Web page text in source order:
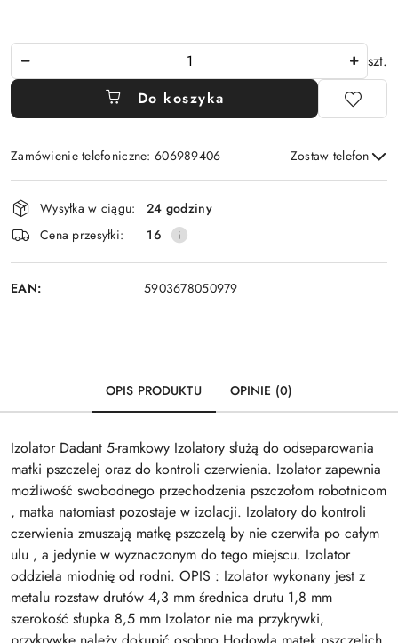
szt.
Do koszyka
Zamówienie telefoniczne: 606989406 Zostaw telefon
Wyślij
Dostępność
i
dostawa
Wysyłka w ciągu:
24 godziny
Cena przesyłki:
16
EAN: 5903678050979
OPIS PRODUKTU OPINIE (0)
Izolator Dadant 5-ramkowy Izolatory służą do odseparowania
matki pszczelej oraz do kontroli czerwienia. Izolator zapewnia
możliwość swobodnego przechodzenia pszczołom robotnicom
, matka natomiast pozostaje w izolacji. Izolatory do kontroli
czerwienia zmuszają matkę pszczelą by nie czerwiła po całym
ulu , a jedynie w wyznaczonym do tego miejscu. Izolator
oddziela miodnię od rodni. OPIS : Izolator wykonany jest z
metalu rozstaw drutów 4,3 mm średnica drutu 1,8 mm
szerokość słupka 8,5 mm Izolator nie ma przykrywki,